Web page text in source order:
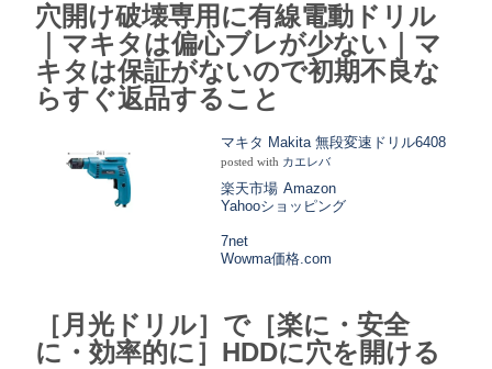
穴開け破壊専用に有線電動ドリル
｜マキタは偏心ブレが少ない｜マ
キタは保証がないので初期不良な
らすぐ返品すること
マキタ Makita 無段変速ドリル6408
posted with カエレバ
楽天市場 Amazon
Yahooショッピング
7net
Wowma価格.com
［月光ドリル］で［楽に・安全
に・効率的に］HDDに穴を開ける